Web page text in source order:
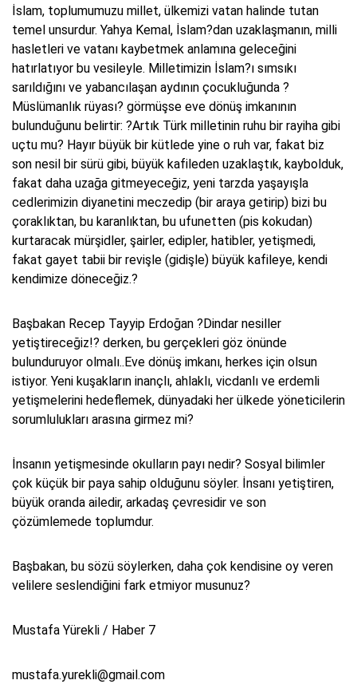
İslam, toplumumuzu millet, ülkemizi vatan halinde tutan
temel unsurdur. Yahya Kemal, İslam?dan uzaklaşmanın, milli
hasletleri ve vatanı kaybetmek anlamına geleceğini
hatırlatıyor bu vesileyle. Milletimizin İslam?ı sımsıkı
sarıldığını ve yabancılaşan aydının çocukluğunda ?
Müslümanlık rüyası? görmüşse eve dönüş imkanının
bulunduğunu belirtir: ?Artık Türk milletinin ruhu bir rayiha gibi
uçtu mu? Hayır büyük bir kütlede yine o ruh var, fakat biz
son nesil bir sürü gibi, büyük kafileden uzaklaştık, kaybolduk,
fakat daha uzağa gitmeyeceğiz, yeni tarzda yaşayışla
cedlerimizin diyanetini meczedip (bir araya getirip) bizi bu
çoraklıktan, bu karanlıktan, bu ufunetten (pis kokudan)
kurtaracak mürşidler, şairler, edipler, hatibler, yetişmedi,
fakat gayet tabii bir revişle (gidişle) büyük kafileye, kendi
kendimize döneceğiz.?
Başbakan Recep Tayyip Erdoğan ?Dindar nesiller
yetiştireceğiz!? derken, bu gerçekleri göz önünde
bulunduruyor olmalı..Eve dönüş imkanı, herkes için olsun
istiyor. Yeni kuşakların inançlı, ahlaklı, vicdanlı ve erdemli
yetişmelerini hedeflemek, dünyadaki her ülkede yöneticilerin
sorumlulukları arasına girmez mi?
İnsanın yetişmesinde okulların payı nedir? Sosyal bilimler
çok küçük bir paya sahip olduğunu söyler. İnsanı yetiştiren,
büyük oranda ailedir, arkadaş çevresidir ve son
çözümlemede toplumdur.
Başbakan, bu sözü söylerken, daha çok kendisine oy veren
velilere seslendiğini fark etmiyor musunuz?
Mustafa Yürekli / Haber 7
mustafa.yurekli@gmail.com